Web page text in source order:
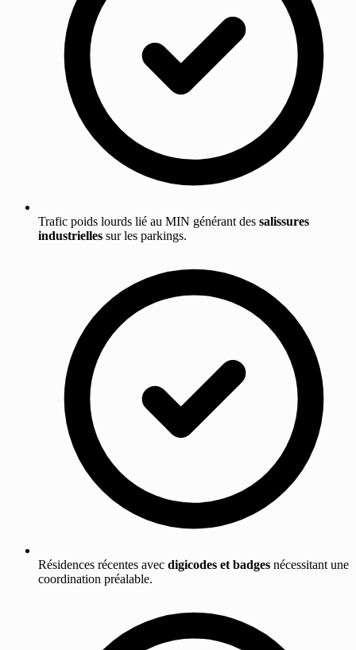
Trafic poids lourds lié au MIN générant des salissures
industrielles sur les parkings.
Résidences récentes avec digicodes et badges nécessitant une
coordination préalable.